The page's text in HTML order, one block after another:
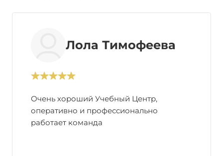
Лола Тимофеева
Очень хороший Учебный Центр,
оперативно и профессионально
работает команда